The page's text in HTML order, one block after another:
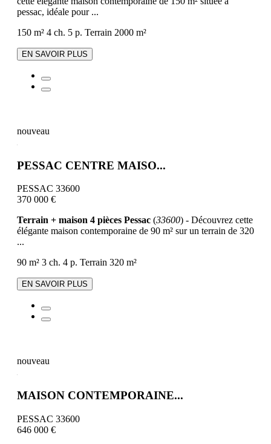
pessac, idéale pour ...
150 m² 4 ch. 5 p. Terrain 2000 m²
EN SAVOIR PLUS
nouveau
PESSAC CENTRE MAISO...
PESSAC 33600
370 000 €
Terrain + maison 4 pièces Pessac (33600) - Découvrez cette
élégante maison contemporaine de 90 m² sur un terrain de 320
...
90 m² 3 ch. 4 p. Terrain 320 m²
EN SAVOIR PLUS
nouveau
MAISON CONTEMPORAINE...
PESSAC 33600
646 000 €